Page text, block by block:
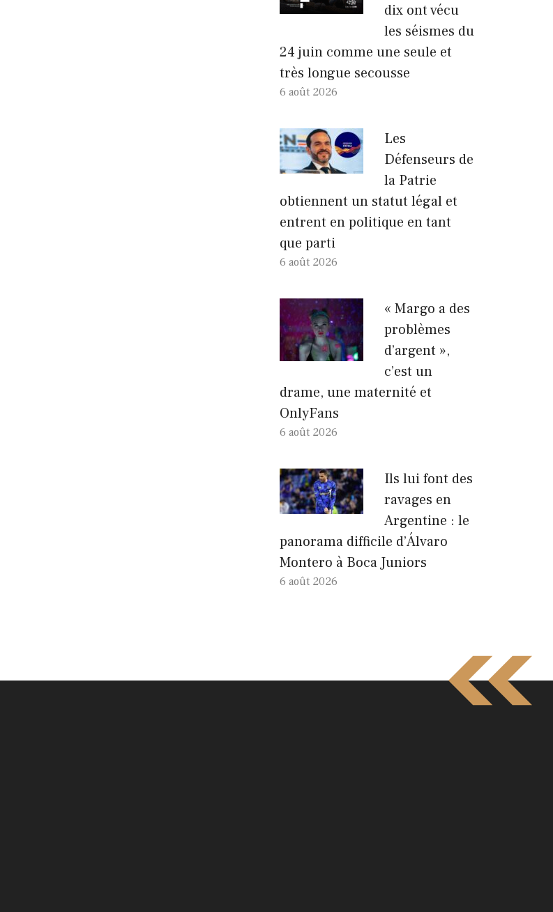
dix ont vécu
les séismes du
24 juin comme une seule et
très longue secousse
6 août 2026
Les
Défenseurs de
la Patrie
obtiennent un statut légal et
entrent en politique en tant
que parti
6 août 2026
« Margo a des
problèmes
d’argent »,
c’est un
drame, une maternité et
OnlyFans
6 août 2026
Ils lui font des
ravages en
Argentine : le
panorama difficile d’Álvaro
Montero à Boca Juniors
6 août 2026